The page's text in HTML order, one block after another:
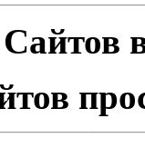
Сайтов